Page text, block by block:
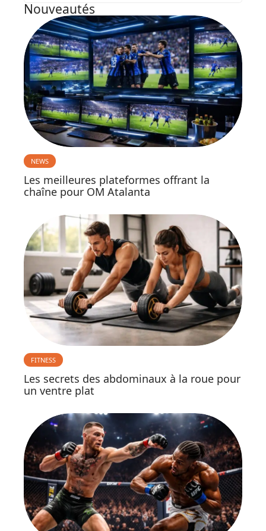
Nouveautés
NEWS
Les meilleures plateformes offrant la
chaîne pour OM Atalanta
FITNESS
Les secrets des abdominaux à la roue pour
un ventre plat